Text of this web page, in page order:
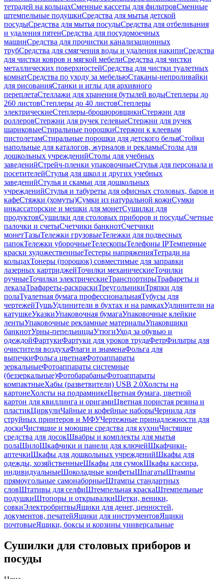
тетрадей на кольцахСменные кассеты для фильтровСменные
штемпельные подушкиСредства для мытья детской
посудыСредства для мытья посудыСредства для отбеливания
и удаления пятенСредства для посудомоечных
машинСредства для прочистки канализационных
трубСредства для смягчения воды и удаления накипиСредства
для чистки ковров и мягкой мебелиСредства для чистки
металлических поверхностейСредства для чистки туалетных
комнатСредства по уходу за мебельюСтаканы-непроливайки
для рисованияСтанки и иглы для архивного
переплетаСтеллажи для хранения бутылей водыСтеплеры до
260 листовСтеплеры до 40 листовСтеплеры
электрическиеСтеплеры-брошюровщикиСтержни для
роллеровСтержни для ручек гелевыеСтержни для ручек
шариковыеСтиральные порошкиСтержни к клеевым
пистолетамСтиральные порошки для детского бельяСтойки
напольные для каталогов, журналов и рекламыСтолы для
дошкольных учрежденийСтолы для учебных
заведенийСтрейч-пленки упаковочныеСтулья для персонала и
посетителейСтулья для школ и других учебных
заведенийСтулья и скамьи для дошкольных
учрежденийСтулья и табуреты для офисных столовых, баров и
кафеСтяжки (хомуты)Сумки из натуральной кожиСумки
инкассаторские и мешки для монетСушилки для
продуктовСушилки для столовых приборов и посудыСчетные
палочки и счетыСчетчики банкнотСчетчики
монетТазыТележки грузовыеТележки для подвесных
папокТележки уборочныеТелескопыТелефоны IPТемперные
краски художественныеТестеры напряженияТетради на
кольцахТонеры (порошок) совместимые для заправки
лазерных картриджейТочилки механическиеТочилки
ручныеТочилки электрическиеТранспортирыТрафареты и
лекалаТрафареты-раскраскиТреугольникиТряпки для
полаТуалетная бумага профессиональнаяТубусы для
чертежейТушьУдлинители в бухтах и на рамкахУдлинители на
катушкеУказкиУпаковочная бумагаУпаковочные клейкие
лентыУпаковочные рекламные материалыУпаковщики
банкнотУрны-пепельницыУтюгиУход за обувью и
одеждойФартукиФартуки для уроков трудаФетрФильтры для
очистителя воздухаФлаги и знаменаФольга для
выпечкиФольга цветнаяФотоаппараты
зеркальныеФотоаппараты системные
(беззеркальные)ФотобарабаныФотоаппараты
компактныеХабы (разветвители) USB 2.0Холсты на
картонеХолсты на подрамникеЦветная бумага, цветной
картон для квиллинга и оригамиЦветная пористая резина и
пластикЦиркулиЧайные и кофейные наборыЧернила для
струйных принтеров и МФУЧертежные принадлежности для
доскиЧистящие и моющие средства для кухниЧистящие
средства для досокШвабры и комплекты для мытья
полаШилоШкафчики и панели для ключейШкафчики-
аптечкиШкафы для дошкольных учрежденийШкафы для
одежды, хозяйственныеШкафы для сумокШкафы кассира,
индивидуальныеШоколадные конфетыШпагатыШтампы
прямоугольные самонаборныеШтампы стандартных
словШтативы для селфиШтемпельная краскаШтемпельные
подушкиШтопоры и открывалкиЩетки, веники,
совкиЭлектробритвыЯщики для денег, ценностей,
документов, печатейЯщики для инструментовЯщики
почтовыеЯщики, боксы и корзины универсальные
Сушилки для столовых приборов и
посуды